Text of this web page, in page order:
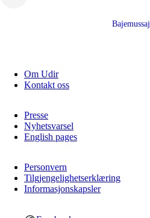
Bajemussaj
Om Udir
Kontakt oss
Presse
Nyhetsvarsel
English pages
Personvern
Tilgjengelighetserklæring
Informasjonskapsler